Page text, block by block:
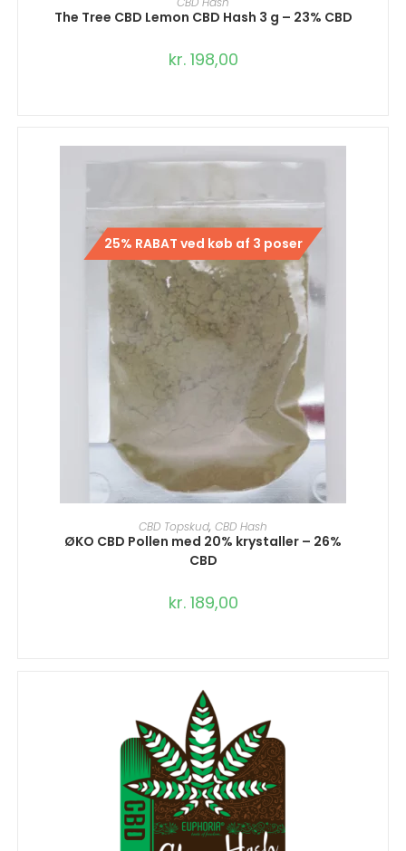
The Tree CBD Lemon CBD Hash 3 g – 23% CBD
kr.198,00
25% RABAT ved køb af 3 poser
VÆLG MULIGHEDER
CBD Topskud, CBD Hash
ØKO CBD Pollen med 20% krystaller – 26%
CBD
kr.189,00